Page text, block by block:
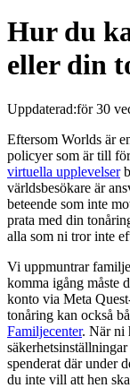
Hur du
eller din
Uppdaterad:för 30
Eftersom Worlds är
policyer som är till
virtuella upplevelser
världsbesökare är
beteende som inte
prata med din
alla som ni tror inte
Vi uppmuntrar
komma igång måste
konto via Meta
tonåring kan också
Familjecenter. När ni
spenderat där under
du inte vill att hen